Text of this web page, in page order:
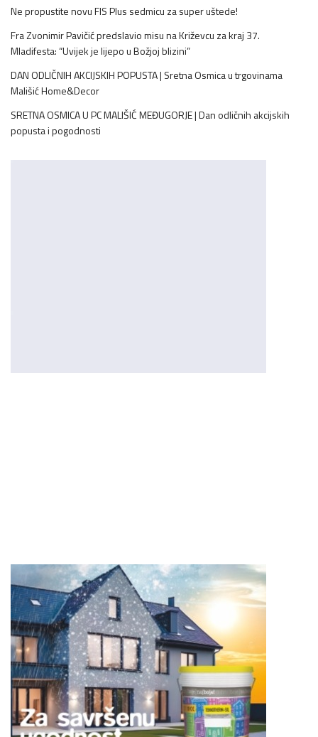
Ne propustite novu FIS Plus sedmicu za super uštede!
Fra Zvonimir Pavičić predslavio misu na Križevcu za kraj 37.
Mladifesta: “Uvijek je lijepo u Božjoj blizini”
DAN ODLIČNIH AKCIJSKIH POPUSTA | Sretna Osmica u trgovinama
Mališić Home&Decor
SRETNA OSMICA U PC MALIŠIĆ MEĐUGORJE | Dan odličnih akcijskih
popusta i pogodnosti